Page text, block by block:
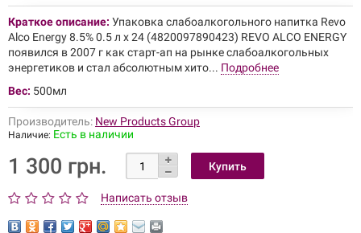
Краткое описание: Упаковка слабоалкогольного напитка Revo
Alco Energy 8.5% 0.5 л х 24 (4820097890423) REVO ALCO ENERGY
появился в 2007 г как старт-ап на рынке слабоалкогольных
энергетиков и стал абсолютным хито... Подробнее
Вес: 500мл
Производитель: New Products Group
Наличие: Есть в наличии
1 300 грн.
Написать отзыв